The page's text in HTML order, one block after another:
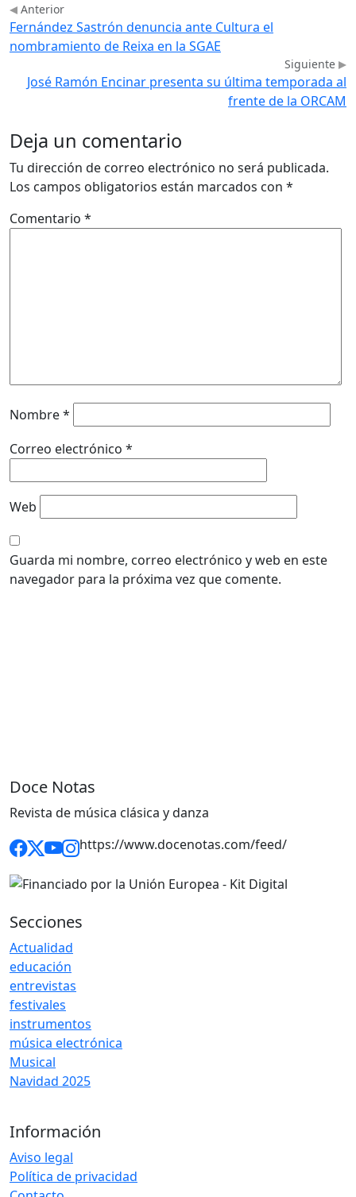
Anterior
Fernández Sastrón denuncia ante Cultura el
nombramiento de Reixa en la SGAE
Siguiente
José Ramón Encinar presenta su última temporada al
frente de la ORCAM
Deja un comentario
Tu dirección de correo electrónico no será publicada.
Los campos obligatorios están marcados con *
Comentario *
Nombre*
Correo electrónico *
Web
Guarda mi nombre, correo electrónico y web en este
navegador para la próxima vez que comente.
Doce Notas
Revista de música clásica y danza
https://www.docenotas.com/feed/
Secciones
Actualidad
educación
entrevistas
festivales
instrumentos
música electrónica
Musical
Navidad 2025
Información
Aviso legal
Política de privacidad